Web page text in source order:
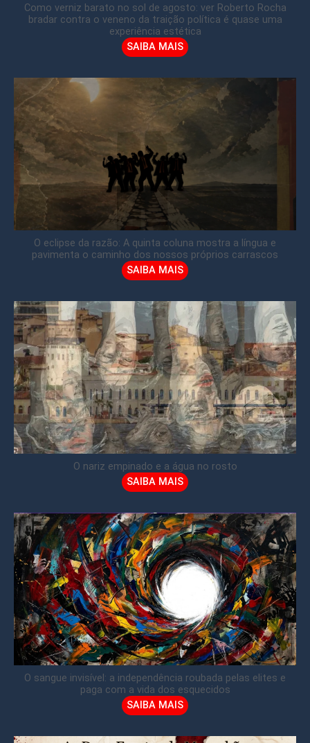
Como verniz barato no sol de agosto: ver Roberto Rocha
bradar contra o veneno da traição política é quase uma
experiência estética
SAIBA MAIS
O eclipse da razão: A quinta coluna mostra a língua e
pavimenta o caminho dos nossos próprios carrascos
SAIBA MAIS
O nariz empinado e a água no rosto
SAIBA MAIS
O sangue invisível: a independência roubada pelas elites e
paga com a vida dos esquecidos
SAIBA MAIS